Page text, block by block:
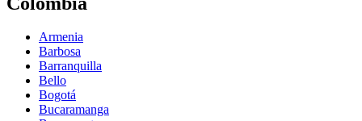
Armenia
Barbosa
Barranquilla
Bello
Bogotá
Bucaramanga